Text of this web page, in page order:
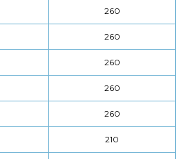
260
260
260
260
260
210